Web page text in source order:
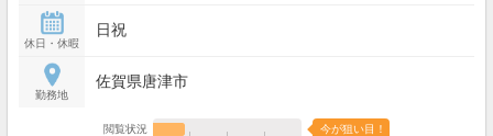
休日・休暇
日祝
勤務地
佐賀県唐津市
閲覧状況 今が狙い目！